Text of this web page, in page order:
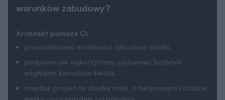
warunków zabudowy?
Architekt pomoże Ci:
przeanalizować możliwości zabudowy działki,
podpowie jak najkorzystniej usytuować budynek
względem kierunków świata,
znajdzie projekt na działkę małą, o nietypowym kształcie,